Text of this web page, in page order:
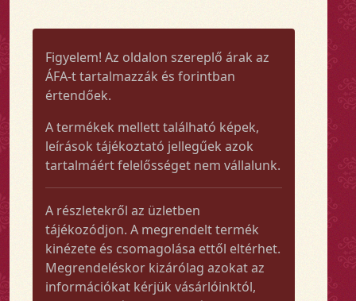
Figyelem! Az oldalon szereplő árak az
ÁFA-t tartalmazzák és forintban
értendőek.
A termékek mellett található képek,
leírások tájékoztató jellegűek azok
tartalmáért felelősséget nem vállalunk.
A részletekről az üzletben
tájékozódjon. A megrendelt termék
kinézete és csomagolása ettől eltérhet.
Megrendeléskor kizárólag azokat az
információkat kérjük vásárlóinktól,